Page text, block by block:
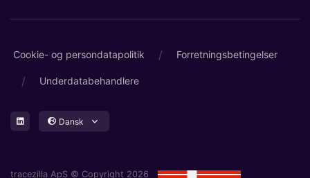
Cookie- og persondatapolitik / Forretningsbetingelser
/ Underdatabehandlere
Dansk
tracezilla ApS © Copyright 2026